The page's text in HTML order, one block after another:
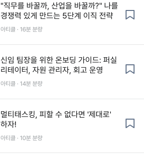
"직무를 바꿀까, 산업을 바꿀까?" 나를
경쟁력 있게 만드는 5단계 이직 전략
아티클 · 16분 분량
신임 팀장을 위한 온보딩 가이드: 퍼실
리테이터, 자원 관리자, 회고 운영
아티클 · 14분 분량
멀티태스킹, 피할 수 없다면 '제대로'
하자!
아티클 · 10분 분량